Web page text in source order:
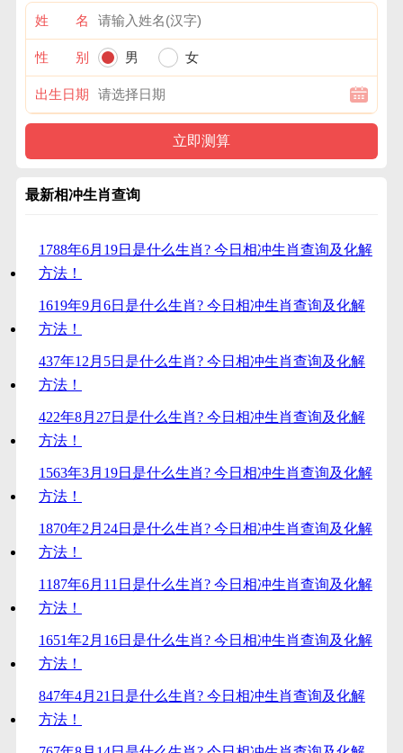
姓 名
性 别 男 女
出生日期
最新相冲生肖查询
1788年6月19日是什么生肖? 今日相冲生肖查询及化解
方法！
1619年9月6日是什么生肖? 今日相冲生肖查询及化解
方法！
437年12月5日是什么生肖? 今日相冲生肖查询及化解
方法！
422年8月27日是什么生肖? 今日相冲生肖查询及化解
方法！
1563年3月19日是什么生肖? 今日相冲生肖查询及化解
方法！
1870年2月24日是什么生肖? 今日相冲生肖查询及化解
方法！
1187年6月11日是什么生肖? 今日相冲生肖查询及化解
方法！
1651年2月16日是什么生肖? 今日相冲生肖查询及化解
方法！
847年4月21日是什么生肖? 今日相冲生肖查询及化解
方法！